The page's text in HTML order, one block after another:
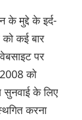
के मुद्दे के इर्द-
कई बार
पर
को
सुनवाई के लिए
करना